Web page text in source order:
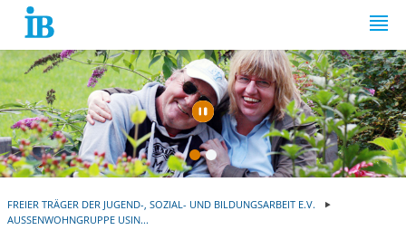
Springe zum Inhalt
Automatische
FREIER TRÄGER DER JUGEND-, SOZIAL- UND BILDUNGSARBEIT E.V.
AUSSENWOHNGRUPPE USIN...